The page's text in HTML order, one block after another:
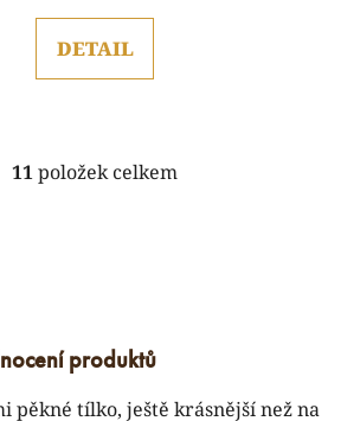
5,0
z
DETAIL
O
í
11položek celkem
produktů
pěkné tílko, ještě krásnější než na